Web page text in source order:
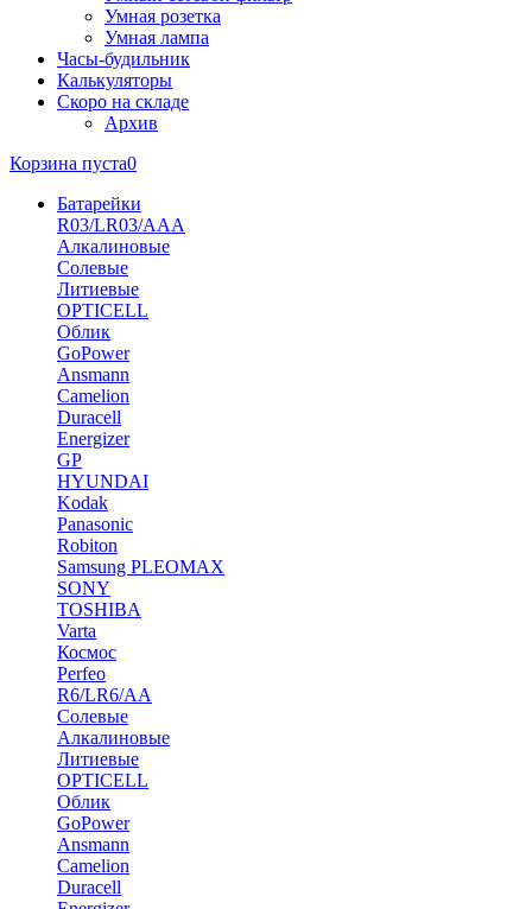
Умная розетка
Умная лампа
Часы-будильник
Калькуляторы
Скоро на складе
Архив
Корзина пуста0
Батарейки
R03/LR03/AAA
Алкалиновые
Солевые
Литиевые
OPTICELL
Облик
GoPower
Ansmann
Camelion
Duracell
Energizer
GP
HYUNDAI
Kodak
Panasonic
Robiton
Samsung PLEOMAX
SONY
TOSHIBA
Varta
Космос
Perfeo
R6/LR6/AA
Солевые
Алкалиновые
Литиевые
OPTICELL
Облик
GoPower
Ansmann
Camelion
Duracell